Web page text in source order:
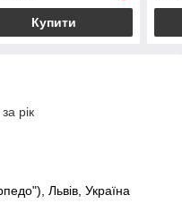
Купити
рік
Львів, Україна